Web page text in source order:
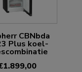
CBNbda
Plus koel-
1.899,00